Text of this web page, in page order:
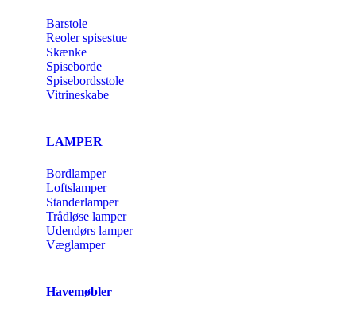
Barstole
Reoler spisestue
Skænke
Spiseborde
Spisebordsstole
Vitrineskabe
LAMPER
Bordlamper
Loftslamper
Standerlamper
Trådløse lamper
Udendørs lamper
Væglamper
Havemøbler